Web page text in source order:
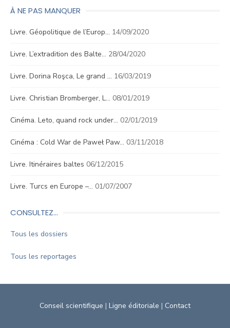
À NE PAS MANQUER
Livre. Géopolitique de l’Europ… 14/09/2020
Livre. L’extradition des Balte… 28/04/2020
Livre. Dorina Roşca, Le grand … 16/03/2019
Livre. Christian Bromberger, L… 08/01/2019
Cinéma. Leto, quand rock under… 02/01/2019
Cinéma : Cold War de Paweł Paw… 03/11/2018
Livre. Itinéraires baltes 06/12/2015
Livre. Turcs en Europe –… 01/07/2007
CONSULTEZ…
Tous les dossiers
Tous les reportages
Conseil scientifique | Ligne éditoriale | Contact